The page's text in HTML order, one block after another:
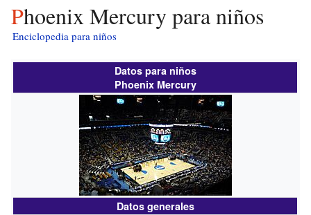
Phoenix Mercury para niños
Enciclopedia para niños
Datos para niños
Phoenix Mercury
Datos generales